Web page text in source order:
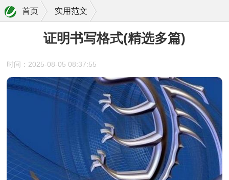
首页 实用范文
证明书写格式(精选多篇)
时间：2025-08-05 08:37:55